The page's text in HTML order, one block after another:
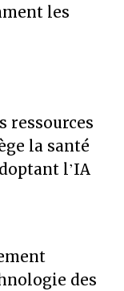
les
ressources
la santé
l’IA
des